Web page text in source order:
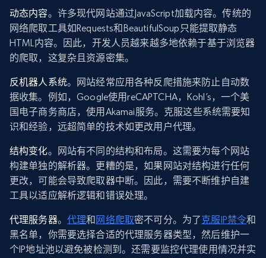
动态内容。许多现代网站通过JavaScript加载内容。传统的
网络爬取工具如Requests和BeautifulSoup只能提取静态
HTML内容。因此，开发人员越来越多地依赖于基于浏览器
的爬取，这复杂且资源密集。
反机器人系统。网站经常应用各种反爬措施来防止自动数
据收集。例如，Google使用reCAPTCHA，Kohl’s，一个美
国电子商务商店，使用Akamai服务。克服这些系统需要知
识和经验，远超简单的技术如更改用户代理。
结构变化。网站有不同的结构和布局。这需要为每个网站
构建单独的解析器。更糟的是，如果网站对结构进行任何
更改，可能会导致爬取器中断。因此，需要不断维护自建
工具以适应解析逻辑和错误处理。
代理服务器。 代理和 网络爬取密不可分。为了克服IP禁令和
黑名单，你需要选择合适的代理服务器类型，然后维护一
个IP地址池以避免被检测到。还需要监控代理使用情况并实